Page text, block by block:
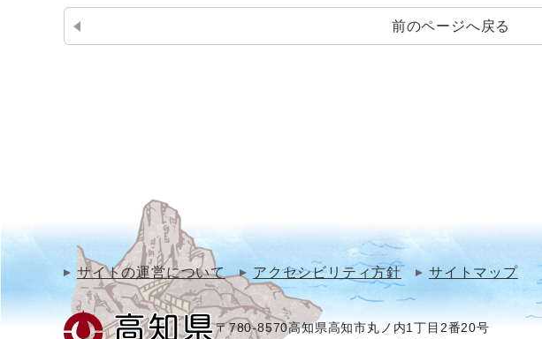
前のページへ戻る
サイトの運営について アクセシビリティ方針 サイトマップ
〒780-8570高知県高知市丸ノ内1丁目2番20号